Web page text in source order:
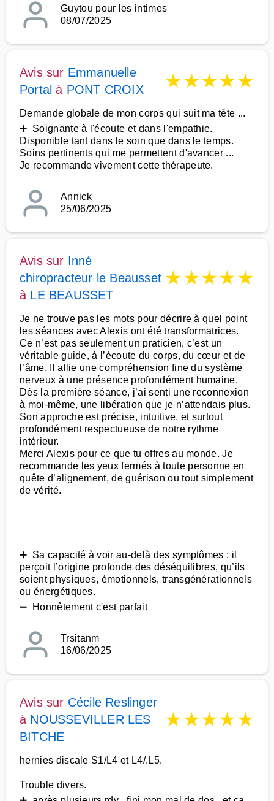
Guytou pour les intimes
08/07/2025
Avis sur Emmanuelle
Portal à PONT CROIX ★★★★★
Demande globale de mon corps qui suit ma tête ...
➕ Soignante à l'écoute et dans l'empathie.
Disponible tant dans le soin que dans le temps.
Soins pertinents qui me permettent d'avancer ...
Je recommande vivement cette thérapeute.
Annick
25/06/2025
Avis sur Inné
chiropracteur le Beausset
à LE BEAUSSET
★★★★★
Je ne trouve pas les mots pour décrire à quel point
les séances avec Alexis ont été transformatrices.
Ce n’est pas seulement un praticien, c’est un
véritable guide, à l’écoute du corps, du cœur et de
l’âme. Il allie une compréhension fine du système
nerveux à une présence profondément humaine.
Dès la première séance, j’ai senti une reconnexion
à moi-même, une libération que je n’attendais plus.
Son approche est précise, intuitive, et surtout
profondément respectueuse de notre rythme
intérieur.
Merci Alexis pour ce que tu offres au monde. Je
recommande les yeux fermés à toute personne en
quête d’alignement, de guérison ou tout simplement
de vérité.
➕ Sa capacité à voir au-delà des symptômes : il
perçoit l’origine profonde des déséquilibres, qu’ils
soient physiques, émotionnels, transgénérationnels
ou énergétiques.
➖ Honnêtement c'est parfait
Trsitanm
16/06/2025
Avis sur Cécile Reslinger
à NOUSSEVILLER LES
BITCHE
★★★★★
hernies discale S1/L4 et L4/.L5.
Trouble divers.